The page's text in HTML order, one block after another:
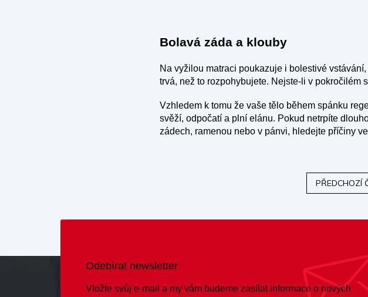
Bolavá záda a klouby
Na vyžilou matraci poukazuje i bolestivé
trvá, než to rozpohybujete. Nejste-li v pokročilém
Vzhledem k tomu že vaše tělo během spánku
svěží, odpočatí a plní elánu. Pokud netrpíte
zádech, ramenou nebo v pánvi, hledejte příčiny
PŘEDCHOZÍ
Odebírat newsletter
Vložte svůj e-mail a my vám budeme zasílat informace o nových